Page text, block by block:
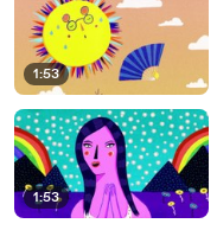
1:53
1:53